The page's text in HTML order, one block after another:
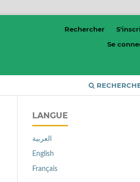
Rechercher
Se
LANGUE
العربية
English
Français